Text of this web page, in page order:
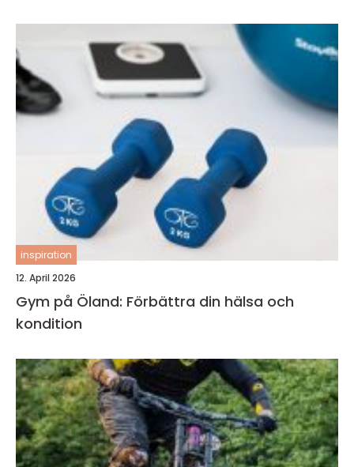
inspiration
12. April 2026
Gym på Öland: Förbättra din hälsa och
kondition